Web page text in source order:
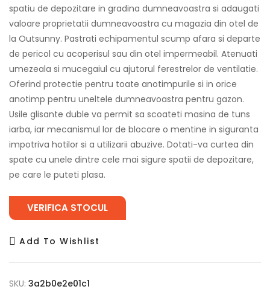
spatiu de depozitare in gradina dumneavoastra si adaugati
valoare proprietatii dumneavoastra cu magazia din otel de
la Outsunny. Pastrati echipamentul scump afara si departe
de pericol cu acoperisul sau din otel impermeabil. Atenuati
umezeala si mucegaiul cu ajutorul ferestrelor de ventilatie.
Oferind protectie pentru toate anotimpurile si in orice
anotimp pentru uneltele dumneavoastra pentru gazon.
Usile glisante duble va permit sa scoateti masina de tuns
iarba, iar mecanismul lor de blocare o mentine in siguranta
impotriva hotilor si a utilizarii abuzive. Dotati-va curtea din
spate cu unele dintre cele mai sigure spatii de depozitare,
pe care le puteti plasa.
VERIFICA STOCUL
Add To Wishlist
SKU: 3a2b0e2e01c1